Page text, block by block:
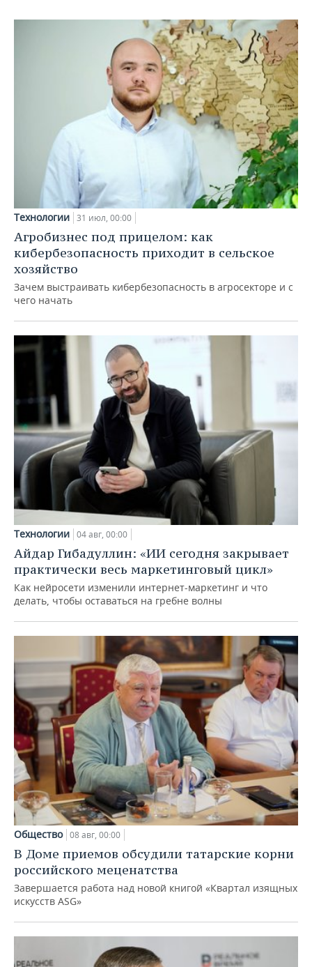
Технологии 31 июл, 00:00
Агробизнес под прицелом: как
кибербезопасность приходит в сельское
хозяйство
Зачем выстраивать кибербезопасность в агросекторе и с
чего начать
Технологии 04 авг, 00:00
Айдар Гибадуллин: «ИИ сегодня закрывает
практически весь маркетинговый цикл»
Как нейросети изменили интернет-маркетинг и что
делать, чтобы оставаться на гребне волны
Общество 08 авг, 00:00
В Доме приемов обсудили татарские корни
российского меценатства
Завершается работа над новой книгой «Квартал изящных
искусств ASG»